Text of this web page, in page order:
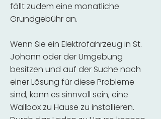
fällt zudem eine monatliche
Grundgebühr an.
Wenn Sie ein Elektrofahrzeug in St.
Johann oder der Umgebung
besitzen und auf der Suche nach
einer Lösung für diese Probleme
sind, kann es sinnvoll sein, eine
Wallbox zu Hause zu installieren.